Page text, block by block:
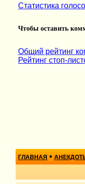
Статистика
Чтобы оставить
Общий рейтинг
Рейтинг стоп-
ГЛАВНАЯ •